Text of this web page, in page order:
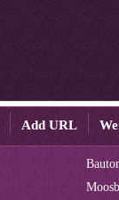
Add URL